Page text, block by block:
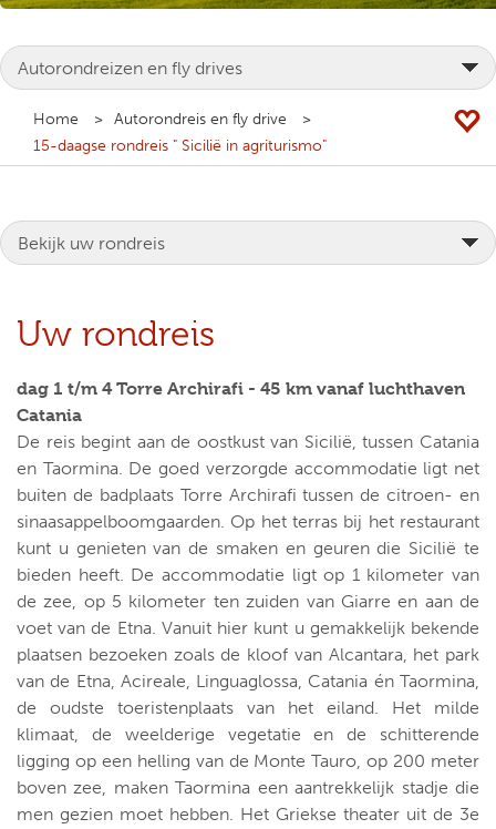
Home
Autorondreis en fly drive
15-daagse rondreis " Sicilië in agriturismo"
Uw rondreis
dag 1 t/m 4 Torre Archirafi - 45 km vanaf luchthaven
Catania
De reis begint aan de oostkust van Sicilië, tussen Catania
en Taormina. De goed verzorgde accommodatie ligt net
buiten de badplaats Torre Archirafi tussen de citroen- en
sinaasappelboomgaarden. Op het terras bij het restaurant
kunt u genieten van de smaken en geuren die Sicilië te
bieden heeft. De accommodatie ligt op 1 kilometer van
de zee, op 5 kilometer ten zuiden van Giarre en aan de
voet van de Etna. Vanuit hier kunt u gemakkelijk bekende
plaatsen bezoeken zoals de kloof van Alcantara, het park
van de Etna, Acireale, Linguaglossa, Catania én Taormina,
de oudste toeristenplaats van het eiland. Het milde
klimaat, de weelderige vegetatie en de schitterende
ligging op een helling van de Monte Tauro, op 200 meter
boven zee, maken Taormina een aantrekkelijk stadje die
men gezien moet hebben. Het Griekse theater uit de 3e